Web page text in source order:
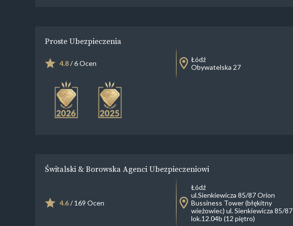
Proste Ubezpieczenia
4.8/ 6 Ocen
Łódź
Obywatelska 27
Świtalski & Borowska Agenci Ubezpieczeniowi
4.6/ 169 Ocen
Łódź
ul.Sienkiewicza 85/87 Orion
Bussiness Tower (błękitny
wieżowiec) ul. Sienkiewicza 85/87
lok.12.04b (12 piętro)